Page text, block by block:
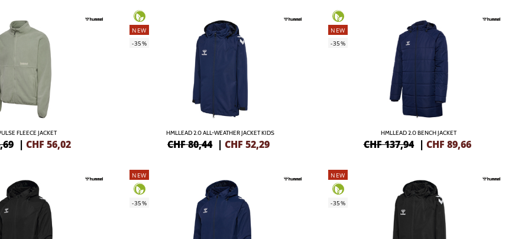
FLEECE JACKET
| CHF 56,02
NEW
-35%
HMLLEAD 2.0 ALL-WEATHER JACKET KIDS
CHF 80,44 | CHF 52,29
NEW
-35%
HMLLEAD 2.0 BENCH JACKET
CHF 137,94 | CHF 89,66
NEW
-35%
NEW
-35%